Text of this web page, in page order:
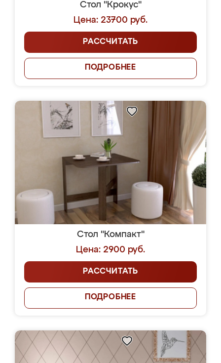
Стол "Крокус"
Цена: 23700 руб.
РАССЧИТАТЬ
ПОДРОБНЕЕ
Стол "Компакт"
Цена: 2900 руб.
РАССЧИТАТЬ
ПОДРОБНЕЕ